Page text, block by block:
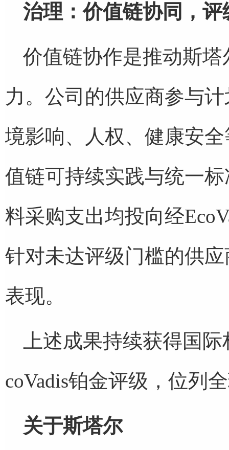
治理：价值链协同，评
价值链协作是推动斯
力。公司的供应商参与
境影响、人权、健康安
值链可持续实践与统一
料采购支出均投向经
针对未达评级门槛的供
表现。
上述成果持续获得国
coVadis铂金评级，位列
关于斯塔尔